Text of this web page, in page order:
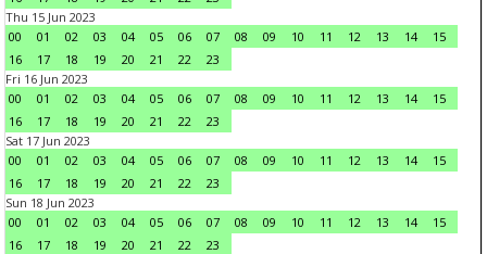
Thu 15 Jun 2023
00
01 02 03 04 05 06 07 08 09 10 11 12 13 14
15
16
17 18 19 20 21 22
23
Fri 16 Jun 2023
00
01 02 03 04 05 06 07 08 09 10 11 12 13 14
15
16
17 18 19 20 21 22
23
Sat 17 Jun 2023
00
01 02 03 04 05 06 07 08 09 10 11 12 13 14
15
16
17 18 19 20 21 22
23
Sun 18 Jun 2023
00
01 02 03 04 05 06 07 08 09 10 11 12 13 14
15
16
17 18 19 20 21 22
23